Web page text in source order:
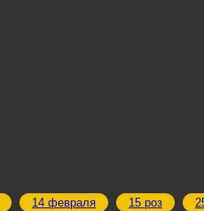
14 февраля 15 роз